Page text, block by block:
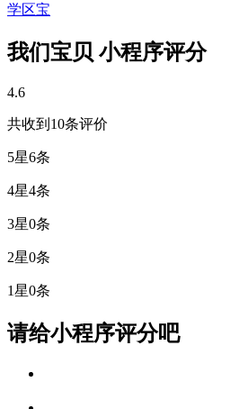
学区宝
我们宝贝 小程序评分
4.6
共收到10条评价
5星6条
4星4条
3星0条
2星0条
1星0条
请给小程序评分吧